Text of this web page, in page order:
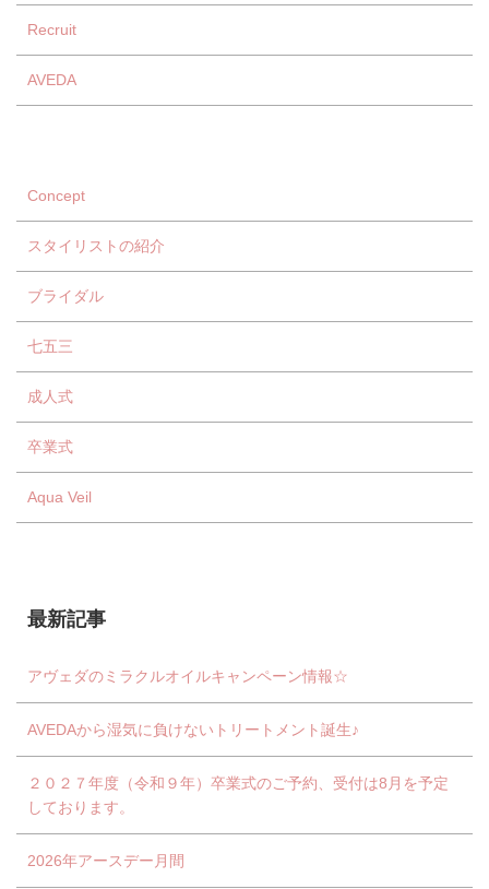
Recruit
AVEDA
Concept
スタイリストの紹介
ブライダル
七五三
成人式
卒業式
Aqua Veil
最新記事
アヴェダのミラクルオイルキャンペーン情報☆
AVEDAから湿気に負けないトリートメント誕生♪
２０２７年度（令和９年）卒業式のご予約、受付は8月を予定
しております。
2026年アースデー月間